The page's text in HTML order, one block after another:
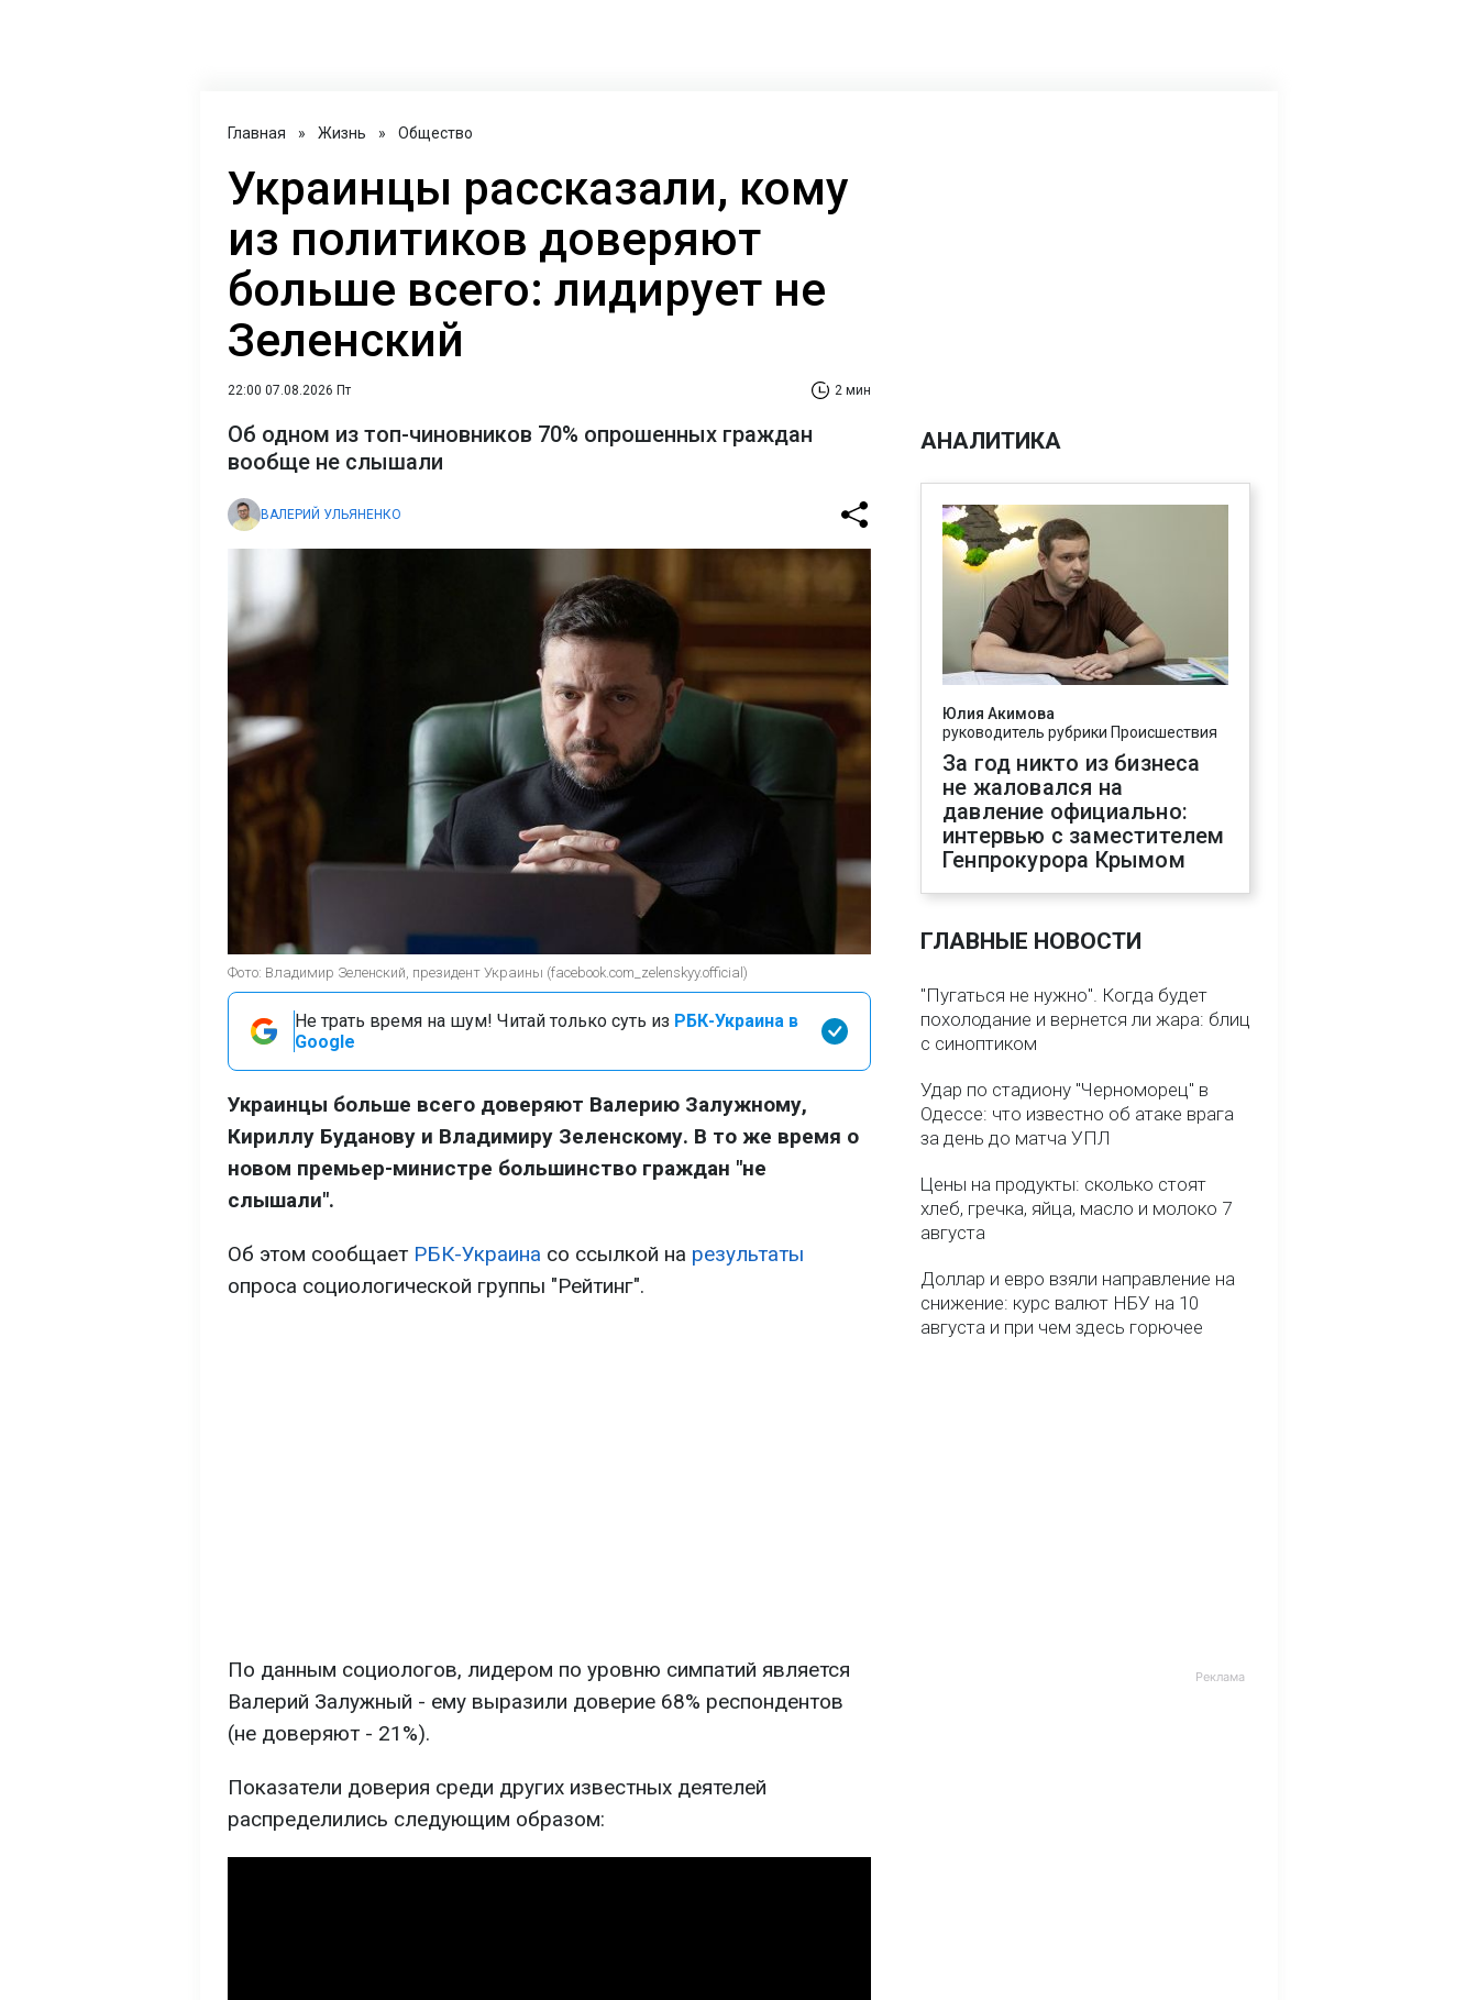
Главная » Жизнь » Общество
Украинцы рассказали, кому
из политиков доверяют
больше всего: лидирует не
Зеленский
22:00 07.08.2026 Пт 2 мин
Об одном из топ-чиновников 70% опрошенных граждан
вообще не слышали
ВАЛЕРИЙ УЛЬЯНЕНКО
Фото: Владимир Зеленский, президент Украины (facebook.com_zelenskyy.official)
Не трать время на шум! Читай только суть из РБК-Украина в
Google
Украинцы больше всего доверяют Валерию Залужному,
Кириллу Буданову и Владимиру Зеленскому. В то же время о
новом премьер-министре большинство граждан "не
слышали".
Об этом сообщает РБК-Украина со ссылкой на результаты
опроса социологической группы "Рейтинг".
По данным социологов, лидером по уровню симпатий является
Валерий Залужный - ему выразили доверие 68% респондентов
(не доверяют - 21%).
Показатели доверия среди других известных деятелей
распределились следующим образом:
АНАЛИТИКА
Юлия Акимова
руководитель рубрики Происшествия
За год никто из бизнеса
не жаловался на
давление официально:
интервью с заместителем
Генпрокурора Крымом
ГЛАВНЫЕ НОВОСТИ
"Пугаться не нужно". Когда будет
похолодание и вернется ли жара: блиц
с синоптиком
Удар по стадиону "Черноморец" в
Одессе: что известно об атаке врага
за день до матча УПЛ
Цены на продукты: сколько стоят
хлеб, гречка, яйца, масло и молоко 7
августа
Доллар и евро взяли направление на
снижение: курс валют НБУ на 10
августа и при чем здесь горючее